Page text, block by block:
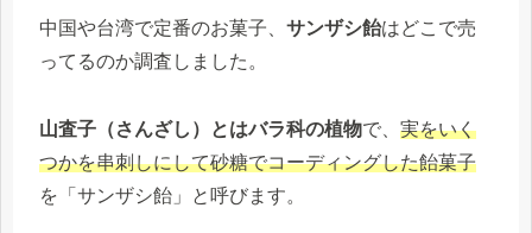
中国や台湾で定番のお菓子、 サンザシ飴はどこで売
ってるのか調査しました。
山査子（さんざし）とはバラ科の植物で、 実をいく
つかを串刺しにして砂糖でコーディングした飴菓子
を「サンザシ飴」と呼びます。